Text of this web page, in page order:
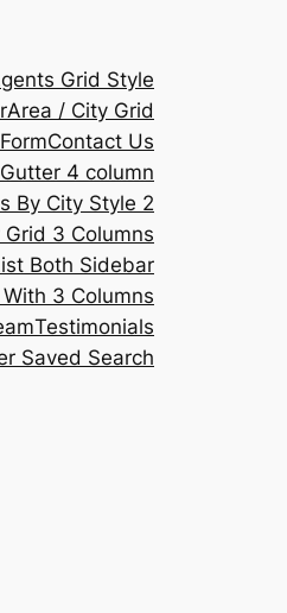
Grid Style
Area / City Grid
Contact Us
Gutter 4 column
By City Style 2
3 Columns
Both Sidebar
3 Columns
Testimonials
Saved Search